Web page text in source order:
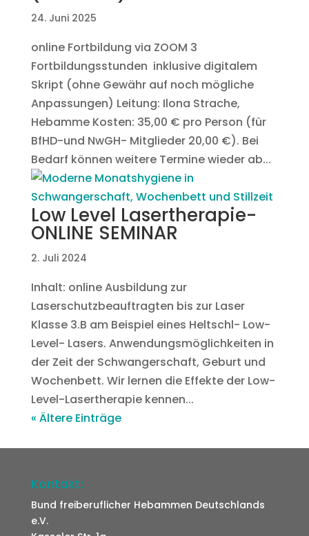
24. Juni 2025
online Fortbildung via ZOOM 3
Fortbildungsstunden inklusive digitalem
Skript (ohne Gewähr auf noch mögliche
Anpassungen) Leitung: Ilona Strache,
Hebamme Kosten: 35,00 € pro Person (für
BfHD-und NwGH- Mitglieder 20,00 €). Bei
Bedarf können weitere Termine wieder ab...
Low Level Lasertherapie-
ONLINE SEMINAR
2. Juli 2024
Inhalt: online Ausbildung zur
Laserschutzbeauftragten bis zur Laser
Klasse 3.B am Beispiel eines Heltschl- Low-
Level- Lasers. Anwendungsmöglichkeiten in
der Zeit der Schwangerschaft, Geburt und
Wochenbett. Wir lernen die Effekte der Low-
Level-Lasertherapie kennen...
« Ältere Einträge
Kontakt:
Bund freiberuflicher Hebammen Deutschlands
e.V.